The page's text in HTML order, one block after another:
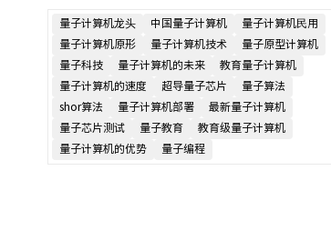
量子计算机龙头 中国量子计算机
量子计算机民用
量子计算机原形
量子计算机技术
量子原型计算机
量子科技
量子计算机的未来
教育量子计算机
量子计算机的速度
超导量子芯片
量子算法
shor算法
量子计算机部署
最新量子计算机
量子芯片测试
量子教育
教育级量子计算机
量子计算机的优势
量子编程